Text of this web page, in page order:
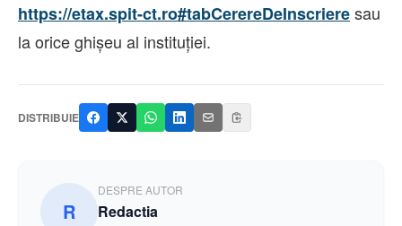
https://etax.spit-ct.ro#tabCerereDeInscrieresau
la orice ghișeu al instituției.
DISTRIBUIE
R
DESPRE AUTOR
Redactia